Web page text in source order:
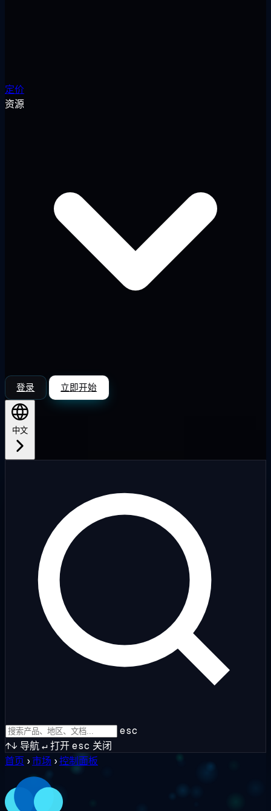
定价
资源
登录 立即开始
中文
esc
↑↓ 导航↵打开esc 关闭
首页 ›市场 ›控制面板